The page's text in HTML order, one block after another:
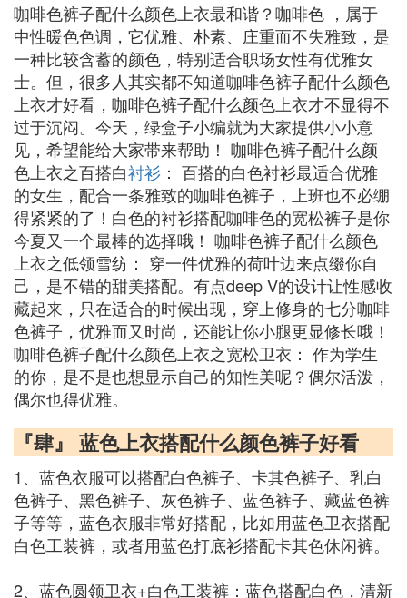
咖啡色裤子配什么颜色上衣最和谐？咖啡色 ，属于
中性暖色色调，它优雅、朴素、庄重而不失雅致，是
一种比较含蓄的颜色，特别适合职场女性有优雅女
士。但，很多人其实都不知道咖啡色裤子配什么颜色
上衣才好看，咖啡色裤子配什么颜色上衣才不显得不
过于沉闷。今天，绿盒子小编就为大家提供小小意
见，希望能给大家带来帮助！ 咖啡色裤子配什么颜
色上衣之百搭白衬衫 ： 百搭的白色衬衫最适合优雅
的女生，配合一条雅致的咖啡色裤子，上班也不必绷
得紧紧的了！白色的衬衫搭配咖啡色的宽松裤子是你
今夏又一个最棒的选择哦！ 咖啡色裤子配什么颜色
上衣之低领雪纺： 穿一件优雅的荷叶边来点缀你自
己，是不错的甜美搭配。有点deep V的设计让性感收
藏起来，只在适合的时候出现，穿上修身的七分咖啡
色裤子，优雅而又时尚，还能让你小腿更显修长哦！
咖啡色裤子配什么颜色上衣之宽松卫衣： 作为学生
的你，是不是也想显示自己的知性美呢？偶尔活泼，
偶尔也得优雅。
『肆』 蓝色上衣搭配什么颜色裤子好看
1、蓝色衣服可以搭配白色裤子、卡其色裤子、乳白
色裤子、黑色裤子、灰色裤子、蓝色裤子、藏蓝色裤
子等等，蓝色衣服非常好搭配，比如用蓝色卫衣搭配
白色工装裤，或者用蓝色打底衫搭配卡其色休闲裤。
2、蓝色圆领卫衣+白色工装裤：蓝色搭配白色，清新